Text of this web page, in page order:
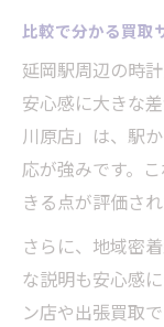
比較で分かる買取
延岡駅周辺の時
安心感に大きな
川原店」は、駅
応が強みです。
きる点が評価され
さらに、地域密
な説明も安心感
ン店や出張買取